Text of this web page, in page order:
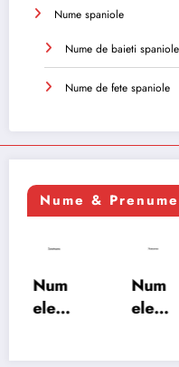
Nume spaniole
Nume de baieti spaniole
Nume de fete spaniole
Nume & Prenume
Num
ele
Num
ele